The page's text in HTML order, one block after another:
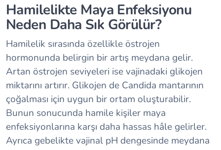
Hamilelikte Maya Enfeksiyonu
Neden Daha Sık Görülür?
Hamilelik sırasında özellikle östrojen
hormonunda belirgin bir artış meydana gelir.
Artan östrojen seviyeleri ise vajinadaki glikojen
miktarını artırır. Glikojen de Candida mantarının
çoğalması için uygun bir ortam oluşturabilir.
Bunun sonucunda hamile kişiler maya
enfeksiyonlarına karşı daha hassas hâle gelirler.
Ayrıca gebelikte vajinal pH dengesinde meydana